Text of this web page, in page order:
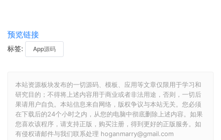
预览链接
标签: App源码
本站资源板块发布的一切源码、模板、应用等文章仅限用于学习和
研究目的；不得将上述内容用于商业或者非法用途，否则，一切后
果请用户自负。本站信息来自网络，版权争议与本站无关。您必须
在下载后的24个小时之内，从您的电脑中彻底删除上述内容。如果
您喜欢该程序，请支持正版，购买注册，得到更好的正版服务。如
有侵权请邮件与我们联系处理 hoganmarry@gmail.com